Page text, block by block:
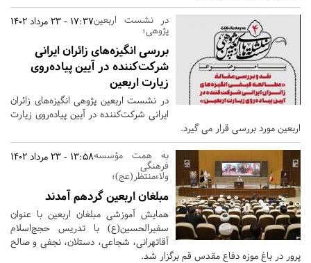
17:37 - 23 مرداد 1402در نشست اربعین
پژوهی؛
بررسی انگیزه‌های زائران ایرانی
شرکت‌کننده در آیین پیاده‌روی
زیارت اربعین
در نشست اربعین پژوهی انگیزه‌های زائران
ایرانی شرکت‌کننده در آیین پیاده‌روی زیارت
اربعین مورد بررسی قرار می گیرد.
13:58 - 23 مرداد 1402به همت مؤسسه
فرهنگی
ولاءمنتظر(عج)؛
مبلغان اربعین گردهم آمدند
همایش آموزشی مبلغان اربعین با عنوان
سفیرالحسین(ع) با تدریس حجج‌اسلام
آقاتهرانی، شجاعی، دستلان، نجفی و صالح
پرور در باغ موزه دفاع مقدس قم برگزار شد.